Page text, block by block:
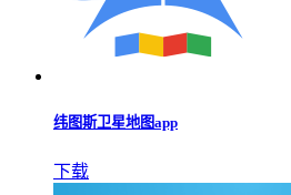
纬图斯卫星地图app
下载